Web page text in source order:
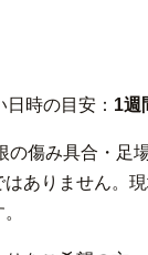
時の目安： 1週
の傷み具合・足
ありません。